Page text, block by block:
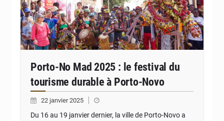
Porto-No Mad 2025 : le festival du
tourisme durable à Porto-Novo
22 janvier 2025
Du 16 au 19 janvier dernier, la ville de Porto-Novo a